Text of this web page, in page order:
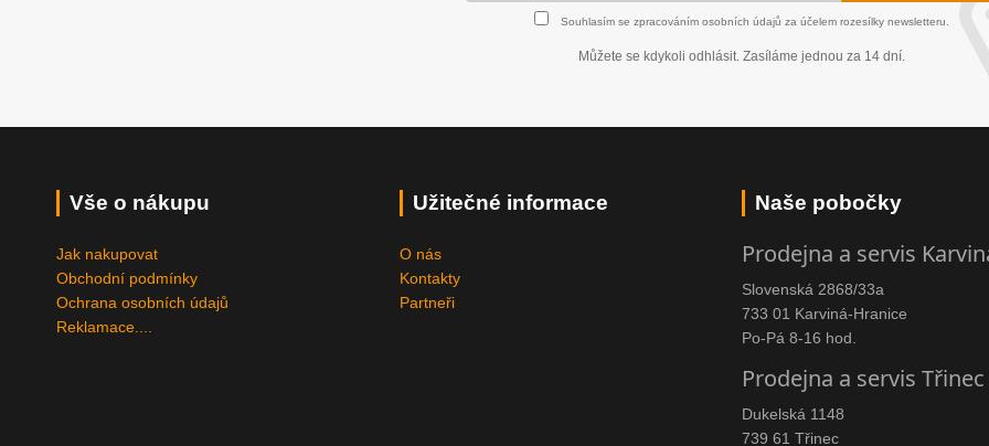
Souhlasím se zpracováním osobních údajů za účelem rozesílky newsletteru.
Můžete se kdykoli odhlásit. Zasíláme jednou za 14 dní.
Vše o nákupu
Jak nakupovat
Obchodní podmínky
Ochrana osobních údajů
Reklamace....
Užitečné informace
O nás
Kontakty
Partneři
Naše pobočky
Prodejna a servis
Slovenská 2868/33a
733 01 Karviná-Hranice
Po-Pá 8-16 hod.
Prodejna a servis Třinec
Dukelská 1148
739 61 Třinec